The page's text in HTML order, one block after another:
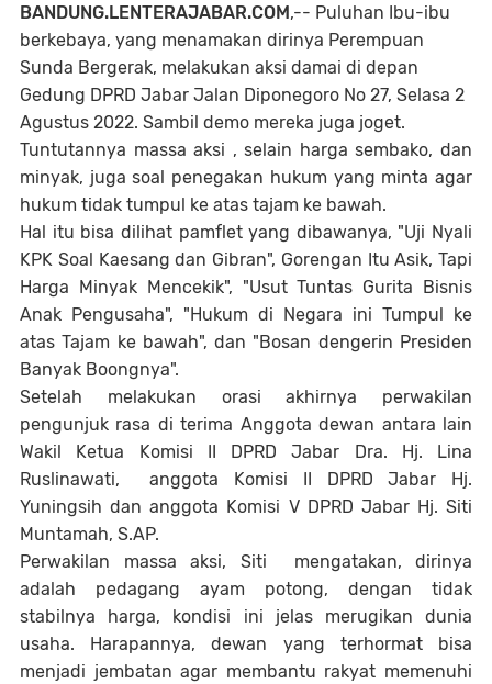
BANDUNG.LENTERAJABAR.COM,-- Puluhan Ibu-ibu
berkebaya, yang menamakan dirinya Perempuan
Sunda Bergerak, melakukan aksi damai di depan
Gedung DPRD Jabar Jalan Diponegoro No 27, Selasa 2
Agustus 2022. Sambil demo mereka juga joget.
Tuntutannya massa aksi , selain harga sembako, dan
minyak, juga soal penegakan hukum yang minta agar
hukum tidak tumpul ke atas tajam ke bawah.
Hal itu bisa dilihat pamflet yang dibawanya, "Uji Nyali
KPK Soal Kaesang dan Gibran", Gorengan Itu Asik, Tapi
Harga Minyak Mencekik", "Usut Tuntas Gurita Bisnis
Anak Pengusaha", "Hukum di Negara ini Tumpul ke
atas Tajam ke bawah", dan "Bosan dengerin Presiden
Banyak Boongnya".
Setelah melakukan orasi akhirnya perwakilan
pengunjuk rasa di terima Anggota dewan antara lain
Wakil Ketua Komisi II DPRD Jabar Dra. Hj. Lina
Ruslinawati, anggota Komisi II DPRD Jabar Hj.
Yuningsih dan anggota Komisi V DPRD Jabar Hj. Siti
Muntamah, S.AP.
Perwakilan massa aksi, Siti mengatakan, dirinya
adalah pedagang ayam potong, dengan tidak
stabilnya harga, kondisi ini jelas merugikan dunia
usaha. Harapannya, dewan yang terhormat bisa
menjadi jembatan agar membantu rakyat memenuhi